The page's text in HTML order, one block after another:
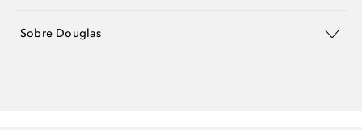
Sobre Douglas